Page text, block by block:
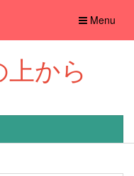
Toggle
Menu
から